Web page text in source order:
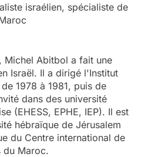
israélien, spécialiste de
Michel Abitbol a fait une
Israël. Il a dirigé l'Institut
1978 à 1981, puis de
dans des université
(EHESS, EPHE, IEP). Il est
hébraïque de Jérusalem
du Centre international de
du Maroc.